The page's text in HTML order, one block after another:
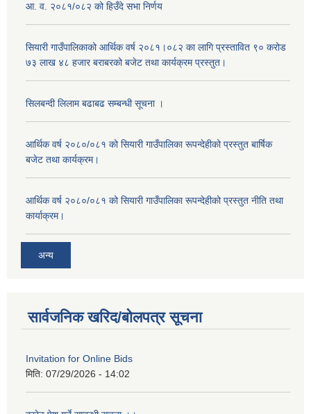
आ. व. २०८१/०८२ को हिउँदे सभा निर्णय
सियारी गाउँपालिकाको आर्थिक वर्ष २०८१।०८२ का लागि प्रस्तावित ९० करोड
७३ लाख ४८ हजार बराबरको बजेट तथा कार्यक्रम प्रस्तुत।
सिलबन्दी लिलाम बढाबढ सम्बन्धी सूचना ।
आर्थिक वर्ष २०८०/०८१ को सियारी गाउँपालिका रूपन्देहीको प्रस्तुत बार्षिक
बजेट तथा कार्यक्रम।
आर्थिक वर्ष २०८०/०८१ को सियारी गाउँपालिका रूपन्देहीको प्रस्तुत नीति तथा
कार्याक्रम।
अन्य
सार्वजनिक खरिद/बोलपत्र सूचना
Invitation for Online Bids
मिति: 07/29/2026 - 14:02